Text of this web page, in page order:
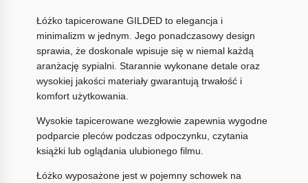
Łóżko tapicerowane GILDED to elegancja i
minimalizm w jednym. Jego ponadczasowy design
sprawia, że doskonale wpisuje się w niemal każdą
aranżację sypialni. Starannie wykonane detale oraz
wysokiej jakości materiały gwarantują trwałość i
komfort użytkowania.
Wysokie tapicerowane wezgłowie zapewnia wygodne
podparcie pleców podczas odpoczynku, czytania
książki lub oglądania ulubionego filmu.
Łóżko wyposażone jest w pojemny schowek na